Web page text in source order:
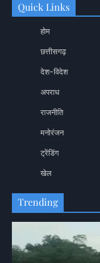
Quick Links
होम
छत्तीसगढ़
देश-विदेश
अपराध
राजनीति
मनोरंजन
ट्रेंडिंग
खेल
Trending